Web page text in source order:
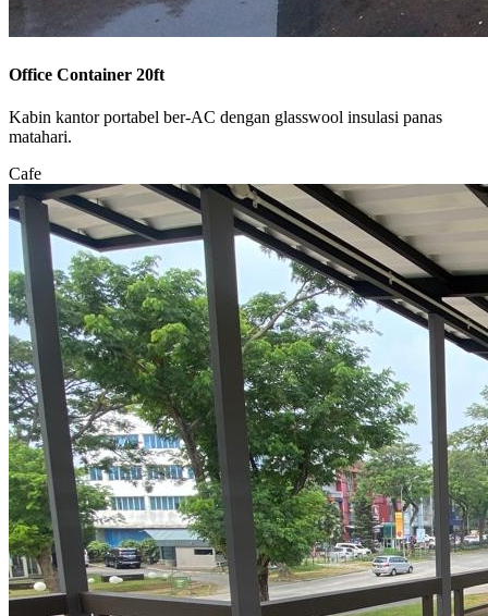
Office Container 20ft
Kabin kantor portabel ber-AC dengan glasswool insulasi panas
matahari.
Cafe